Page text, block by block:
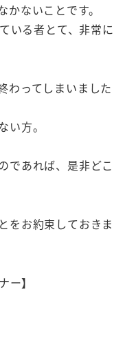
ないことです。
いる者とて、非常に
わってしまいました
い方。
であれば、是非どこ
をお約束しておきま
ー】